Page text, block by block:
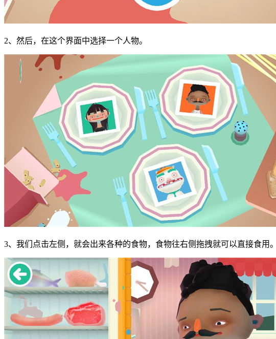
2、然后，在这个界面中选择一个人物。
3、我们点击左侧，就会出来各种的食物，食物往右侧拖拽就可以直接食用。